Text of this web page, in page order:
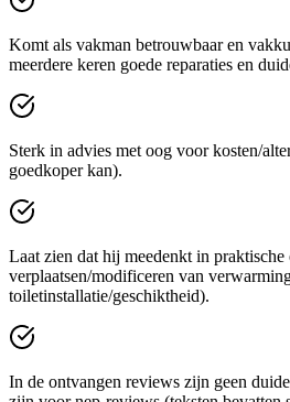
Komt als vakman betrouwbaar en
meerdere keren goede reparaties en
Sterk in advies met oog voor kosten/
goedkoper kan).
Laat zien dat hij meedenkt in
verplaatsen/modificeren van
toiletinstallatie/geschiktheid).
In de ontvangen reviews zijn geen